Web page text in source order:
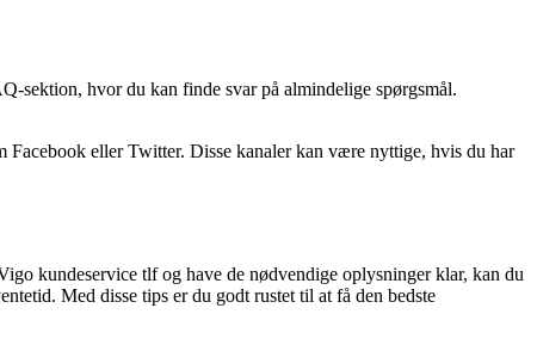
sektion, hvor du kan finde svar på almindelige spørgsmål.
eller Twitter. Disse kanaler kan være nyttige, hvis du har
kundeservice tlf og have de nødvendige oplysninger klar, kan du
Med disse tips er du godt rustet til at få den bedste